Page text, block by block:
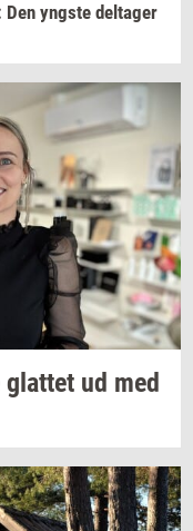
Den yng­ste del­ta­ger
glat­tet ud med